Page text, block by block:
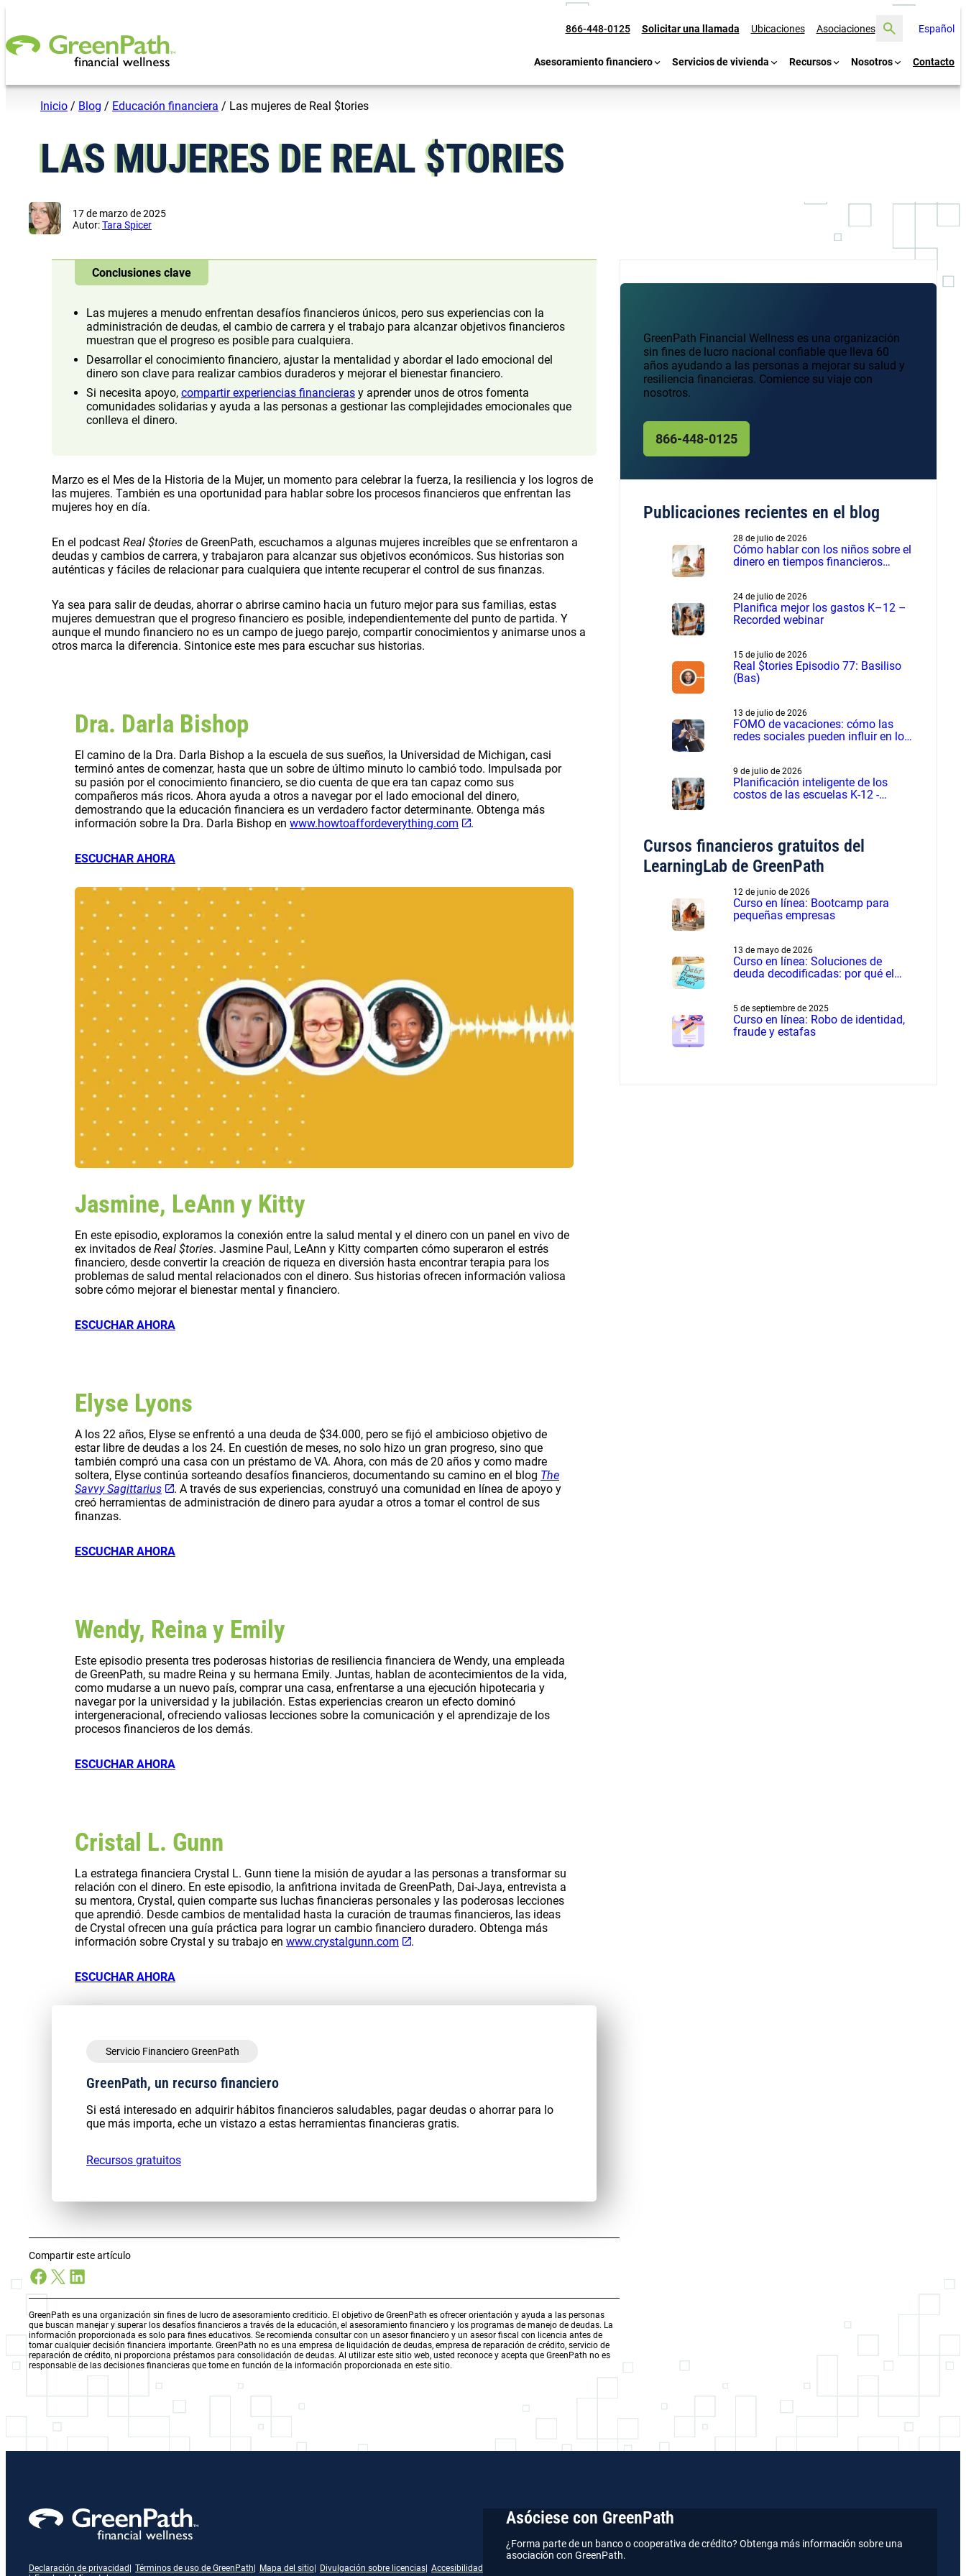
Español
866-448-0125 Solicitar una llamada Ubicaciones Asociaciones
Buscar
Asesoramiento financiero Servicios de vivienda Recursos Nosotros Contacto
Inicio / Blog / Educación financiera / Las mujeres de Real $tories
LAS MUJERES DE REAL $TORIES
17 de marzo de 2025
Autor:Tara Spicer
Conclusiones clave
Las mujeres a menudo enfrentan desafíos financieros únicos, pero sus experiencias con la
administración de deudas, el cambio de carrera y el trabajo para alcanzar objetivos financieros
muestran que el progreso es posible para cualquiera.
Desarrollar el conocimiento financiero, ajustar la mentalidad y abordar el lado emocional del
dinero son clave para realizar cambios duraderos y mejorar el bienestar financiero.
Si necesita apoyo, compartir experiencias financieras y aprender unos de otros fomenta
comunidades solidarias y ayuda a las personas a gestionar las complejidades emocionales que
conlleva el dinero.
Marzo es el Mes de la Historia de la Mujer, un momento para celebrar la fuerza, la resiliencia y los logros de
las mujeres. También es una oportunidad para hablar sobre los procesos financieros que enfrentan las
mujeres hoy en día.
En el podcast Real $tories de GreenPath, escuchamos a algunas mujeres increíbles que se enfrentaron a
deudas y cambios de carrera, y trabajaron para alcanzar sus objetivos económicos. Sus historias son
auténticas y fáciles de relacionar para cualquiera que intente recuperar el control de sus finanzas.
Ya sea para salir de deudas, ahorrar o abrirse camino hacia un futuro mejor para sus familias, estas
mujeres demuestran que el progreso financiero es posible, independientemente del punto de partida. Y
aunque el mundo financiero no es un campo de juego parejo, compartir conocimientos y animarse unos a
otros marca la diferencia. Sintonice este mes para escuchar sus historias.
Dra. Darla Bishop
El camino de la Dra. Darla Bishop a la escuela de sus sueños, la Universidad de Michigan, casi
terminó antes de comenzar, hasta que un sobre de último minuto lo cambió todo. Impulsada por
su pasión por el conocimiento financiero, se dio cuenta de que era tan capaz como sus
compañeros más ricos. Ahora ayuda a otros a navegar por el lado emocional del dinero,
demostrando que la educación financiera es un verdadero factor determinante. Obtenga más
información sobre la Dra. Darla Bishop en www.howtoaffordeverything.com .
ESCUCHAR AHORA
Jasmine, LeAnn y Kitty
En este episodio, exploramos la conexión entre la salud mental y el dinero con un panel en vivo de
ex invitados de Real $tories. Jasmine Paul, LeAnn y Kitty comparten cómo superaron el estrés
financiero, desde convertir la creación de riqueza en diversión hasta encontrar terapia para los
problemas de salud mental relacionados con el dinero. Sus historias ofrecen información valiosa
sobre cómo mejorar el bienestar mental y financiero.
ESCUCHAR AHORA
Elyse Lyons
A los 22 años, Elyse se enfrentó a una deuda de $34.000, pero se fijó el ambicioso objetivo de
estar libre de deudas a los 24. En cuestión de meses, no solo hizo un gran progreso, sino que
también compró una casa con un préstamo de VA. Ahora, con más de 20 años y como madre
soltera, Elyse continúa sorteando desafíos financieros, documentando su camino en el blog The
Savvy Sagittarius
. A través de sus experiencias, construyó una comunidad en línea de apoyo y
creó herramientas de administración de dinero para ayudar a otros a tomar el control de sus
finanzas.
ESCUCHAR AHORA
Wendy, Reina y Emily
Este episodio presenta tres poderosas historias de resiliencia financiera de Wendy, una empleada
de GreenPath, su madre Reina y su hermana Emily. Juntas, hablan de acontecimientos de la vida,
como mudarse a un nuevo país, comprar una casa, enfrentarse a una ejecución hipotecaria y
navegar por la universidad y la jubilación. Estas experiencias crearon un efecto dominó
intergeneracional, ofreciendo valiosas lecciones sobre la comunicación y el aprendizaje de los
procesos financieros de los demás.
ESCUCHAR AHORA
Cristal L. Gunn
La estratega financiera Crystal L. Gunn tiene la misión de ayudar a las personas a transformar su
relación con el dinero. En este episodio, la anfitriona invitada de GreenPath, Dai-Jaya, entrevista a
su mentora, Crystal, quien comparte sus luchas financieras personales y las poderosas lecciones
que aprendió. Desde cambios de mentalidad hasta la curación de traumas financieros, las ideas
de Crystal ofrecen una guía práctica para lograr un cambio financiero duradero. Obtenga más
información sobre Crystal y su trabajo en www.crystalgunn.com .
ESCUCHAR AHORA
Servicio Financiero GreenPath
GreenPath, un recurso financiero
Si está interesado en adquirir hábitos financieros saludables, pagar deudas o ahorrar para lo
que más importa, eche un vistazo a estas herramientas financieras gratis.
Recursos gratuitos
Compartir este artículo
Facebook
X LinkedIn
GreenPath es una organización sin fines de lucro de asesoramiento crediticio. El objetivo de GreenPath es ofrecer orientación y ayuda a las personas
que buscan manejar y superar los desafíos financieros a través de la educación, el asesoramiento financiero y los programas de manejo de deudas. La
información proporcionada es solo para fines educativos. Se recomienda consultar con un asesor financiero y un asesor fiscal con licencia antes de
tomar cualquier decisión financiera importante. GreenPath no es una empresa de liquidación de deudas, empresa de reparación de crédito, servicio de
reparación de crédito, ni proporciona préstamos para consolidación de deudas. Al utilizar este sitio web, usted reconoce y acepta que GreenPath no es
responsable de las decisiones financieras que tome en función de la información proporcionada en este sitio.
GreenPath Financial Wellness es una organización
sin fines de lucro nacional confiable que lleva 60
años ayudando a las personas a mejorar su salud y
resiliencia financieras. Comience su viaje con
nosotros.
866-448-0125
Publicaciones recientes en el blog
28 de julio de 2026
Cómo hablar con los niños sobre el
dinero en tiempos financieros
24 de julio de 2026
Planifica mejor los gastos K–12 –
Recorded webinar
15 de julio de 2026
Real $tories Episodio 77: Basiliso
(Bas)
13 de julio de 2026
FOMO de vacaciones: cómo las
redes sociales pueden influir en los
9 de julio de 2026
Planificación inteligente de los
costos de las escuelas K-12 -
Cursos financieros gratuitos del
LearningLab de GreenPath
12 de junio de 2026
Curso en línea: Bootcamp para
pequeñas empresas
13 de mayo de 2026
Curso en línea: Soluciones de
deuda decodificadas: por qué el
5 de septiembre de 2025
Curso en línea: Robo de identidad,
fraude y estafas
Declaración de privacidad Términos de uso de GreenPath Mapa del sitio Divulgación sobre licencias Accesibilidad
Asóciese con GreenPath
¿Forma parte de un banco o cooperativa de crédito? Obtenga más información sobre una
asociación con GreenPath.